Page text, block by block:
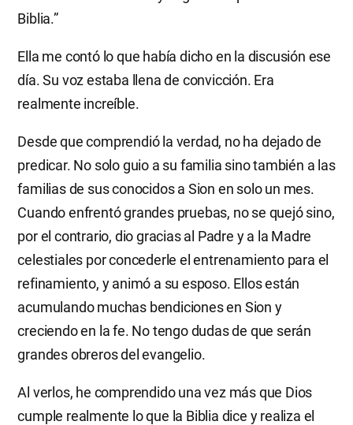
Biblia.”
Ella me contó lo que había dicho en la discusión ese
día. Su voz estaba llena de convicción. Era
realmente increíble.
Desde que comprendió la verdad, no ha dejado de
predicar. No solo guio a su familia sino también a las
familias de sus conocidos a Sion en solo un mes.
Cuando enfrentó grandes pruebas, no se quejó sino,
por el contrario, dio gracias al Padre y a la Madre
celestiales por concederle el entrenamiento para el
refinamiento, y animó a su esposo. Ellos están
acumulando muchas bendiciones en Sion y
creciendo en la fe. No tengo dudas de que serán
grandes obreros del evangelio.
Al verlos, he comprendido una vez más que Dios
cumple realmente lo que la Biblia dice y realiza el